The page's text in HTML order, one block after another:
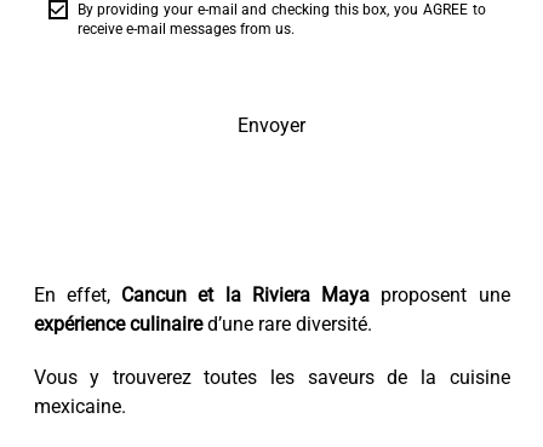
By providing your e-mail and checking this box, you AGREE to
receive e-mail messages from us.
Envoyer
En effet, Cancun et la Riviera Maya proposent une
expérience culinaired’une rare diversité.
Vous y trouverez toutes les saveurs de la cuisine
mexicaine.